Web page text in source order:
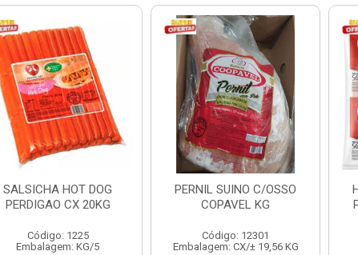
PERNIL SUINO C/OSSO
COPAVEL KG
Código: 12301
Embalagem: CX/± 19,56 KG
HAMBURGUER BOVINO
PERDIGAO CX 2,016KG
Código: 1263
Embalagem: CX/1